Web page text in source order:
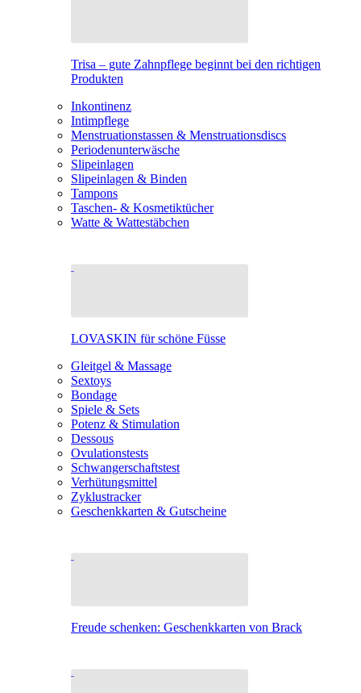
Trisa – gute Zahnpflege beginnt bei den richtigen
Produkten
Inkontinenz
Intimpflege
Menstruationstassen & Menstruationsdiscs
Periodenunterwäsche
Slipeinlagen
Slipeinlagen & Binden
Tampons
Taschen- & Kosmetiktücher
Watte & Wattestäbchen
LOVASKIN für schöne Füsse
Gleitgel & Massage
Sextoys
Bondage
Spiele & Sets
Potenz & Stimulation
Dessous
Ovulationstests
Schwangerschaftstest
Verhütungsmittel
Zyklustracker
Geschenkkarten & Gutscheine
Freude schenken: Geschenkkarten von Brack